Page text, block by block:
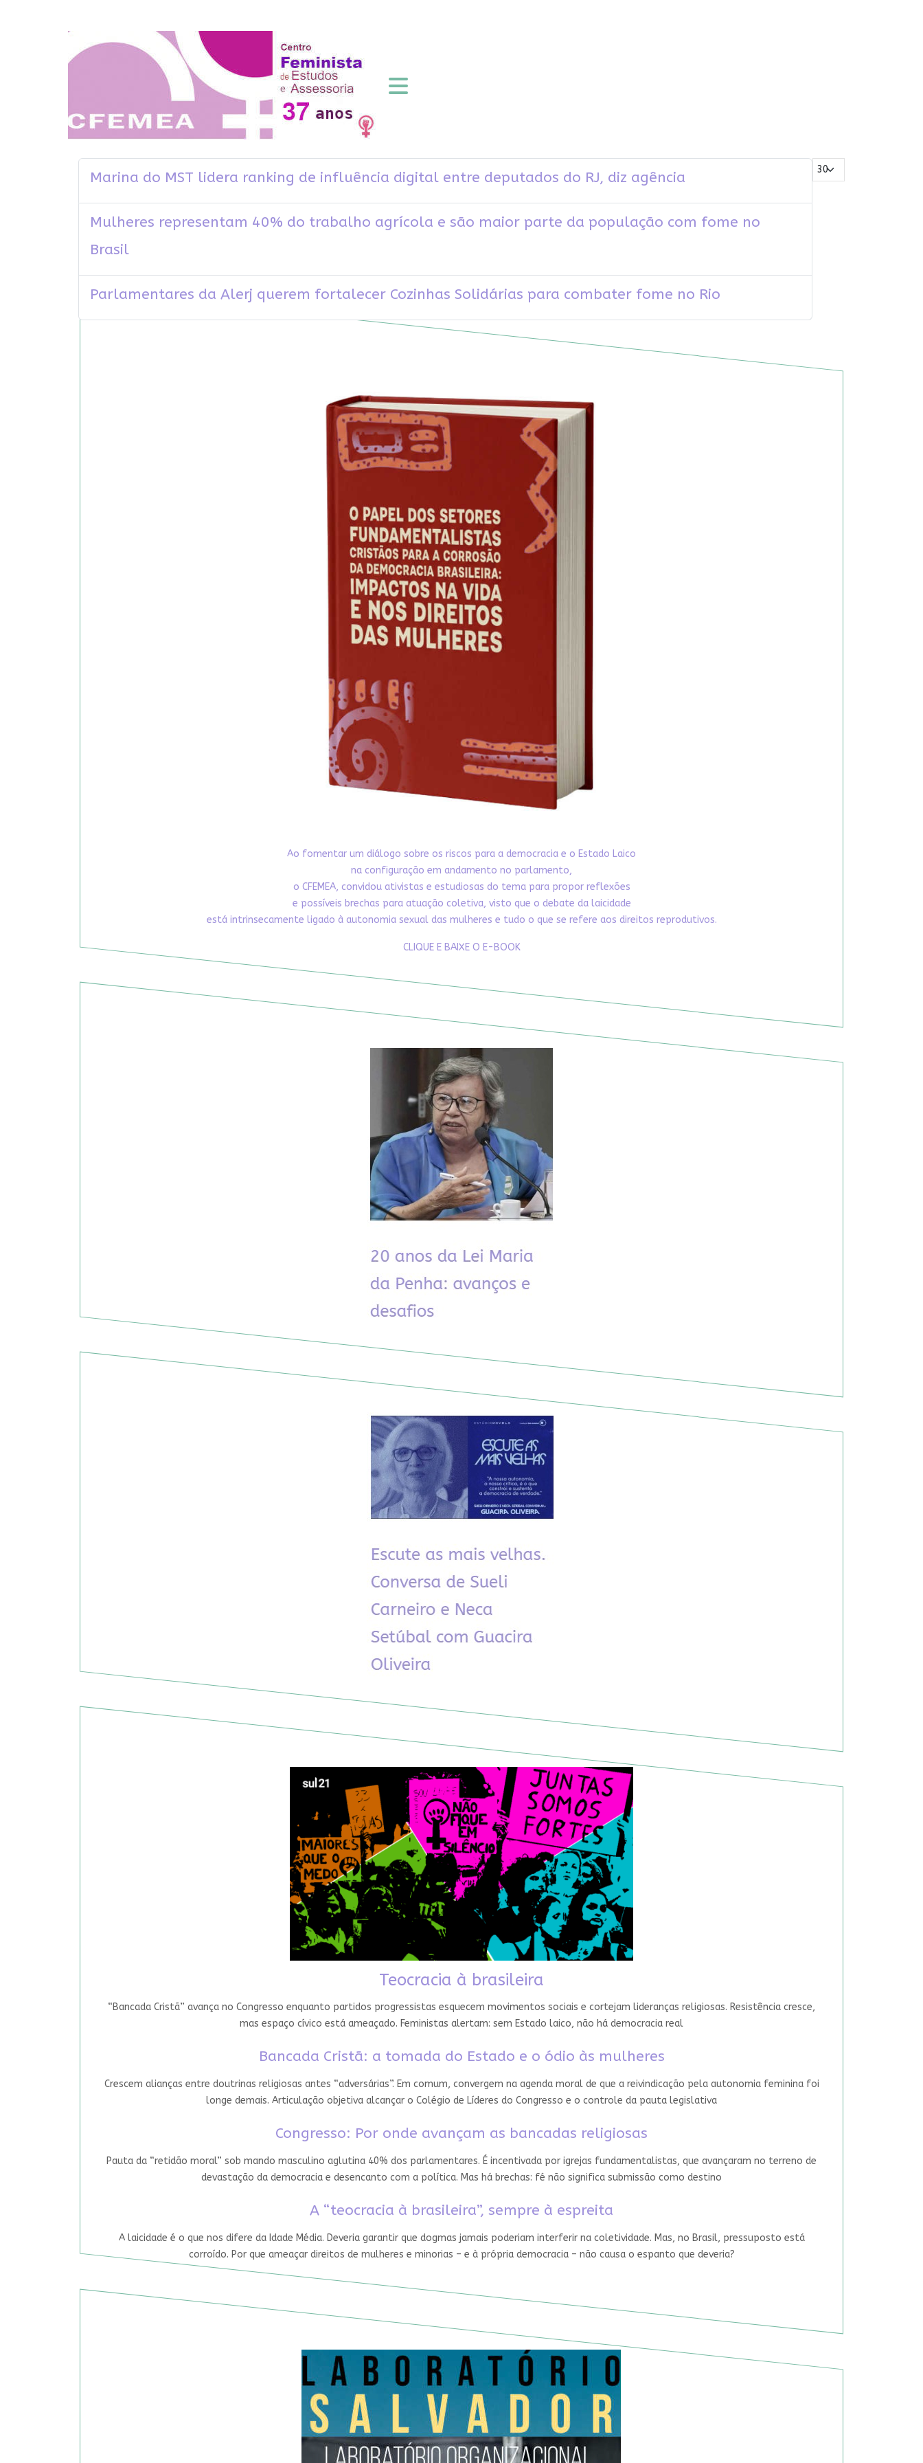
Mostrar #
Marina do MST lidera ranking de influência digital entre deputados do RJ, diz agência
Mulheres representam 40% do trabalho agrícola e são maior parte da população com fome no
Brasil
Parlamentares da Alerj querem fortalecer Cozinhas Solidárias para combater fome no Rio
Ao fomentar um diálogo sobre os riscos para a democracia e o Estado Laico
na configuração em andamento no parlamento,
o CFEMEA, convidou ativistas e estudiosas do tema para propor reflexões
e possíveis brechas para atuação coletiva, visto que o debate da laicidade
está intrinsecamente ligado à autonomia sexual das mulheres e tudo o que se refere aos direitos reprodutivos.
CLIQUE E BAIXE O E-BOOK
Teocracia à brasileira
“Bancada Cristã” avança no Congresso enquanto partidos progressistas esquecem movimentos sociais e cortejam lideranças religiosas. Resistência cresce,
mas espaço cívico está ameaçado. Feministas alertam: sem Estado laico, não há democracia real
Bancada Cristã: a tomada do Estado e o ódio às mulheres
Crescem alianças entre doutrinas religiosas antes “adversárias”. Em comum, convergem na agenda moral de que a reivindicação pela autonomia feminina foi
longe demais. Articulação objetiva alcançar o Colégio de Líderes do Congresso e o controle da pauta legislativa
Congresso: Por onde avançam as bancadas religiosas
Pauta da “retidão moral” sob mando masculino aglutina 40% dos parlamentares. É incentivada por igrejas fundamentalistas, que avançaram no terreno de
devastação da democracia e desencanto com a política. Mas há brechas: fé não significa submissão como destino
A “teocracia à brasileira”, sempre à espreita
A laicidade é o que nos difere da Idade Média. Deveria garantir que dogmas jamais poderiam interferir na coletividade. Mas, no Brasil, pressuposto está
corroído. Por que ameaçar direitos de mulheres e minorias – e à própria democracia – não causa o espanto que deveria?